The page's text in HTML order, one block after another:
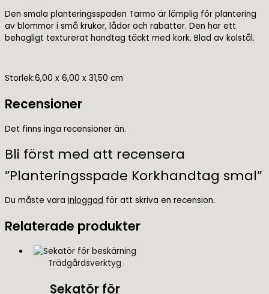
Den smala planteringsspaden Tarmo är lämplig för plantering
av blommor i små krukor, lådor och rabatter. Den har ett
behagligt texturerat handtag täckt med kork. Blad av kolstål.
Storlek:6,00 x 6,00 x 31,50 cm
Recensioner
Det finns inga recensioner än.
Bli först med att recensera
”Planteringsspade Korkhandtag smal”
Du måste vara inloggad för att skriva en recension.
Relaterade produkter
Trädgårdsverktyg
Sekatör för